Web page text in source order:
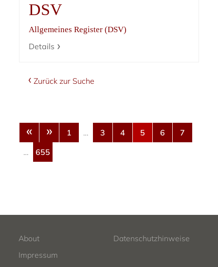
DSV
Allgemeines Register (DSV)
Details
Zurück zur Suche
« » 1 … 3 4 5 6
7
…
655
About
Datenschutzhinweise
Impressum